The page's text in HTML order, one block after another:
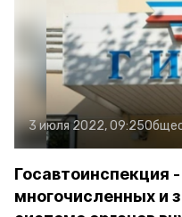
3 июля 2022, 09:25
Госавтоинспекция
многочисленных и